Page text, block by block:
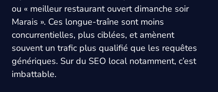
ou « meilleur restaurant ouvert dimanche soir
Marais ». Ces longue-traîne sont moins
concurrentielles, plus ciblées, et amènent
souvent un trafic plus qualifié que les requêtes
génériques. Sur du SEO local notamment, c’est
imbattable.